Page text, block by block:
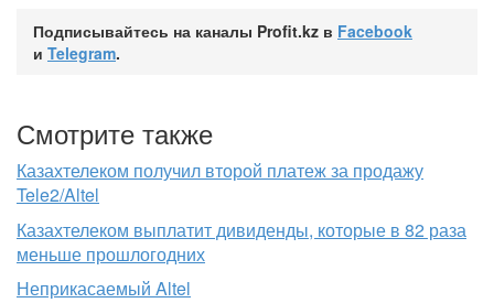
Подписывайтесь на каналы Profit.kz в Facebook
и Telegram.
Смотрите также
Казахтелеком получил второй платеж за продажу
Tele2/Altel
Казахтелеком выплатит дивиденды, которые в 82 раза
меньше прошлогодних
Неприкасаемый Altel